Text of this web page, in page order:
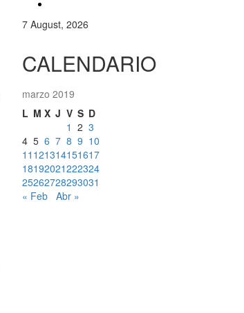
7 August, 2026
CALENDARIO
marzo 2019
L M X J V S D
1 2 3
4 5 6 7 8 9 10
11 121314151617
18192021222324
25262728293031
« Feb Abr »